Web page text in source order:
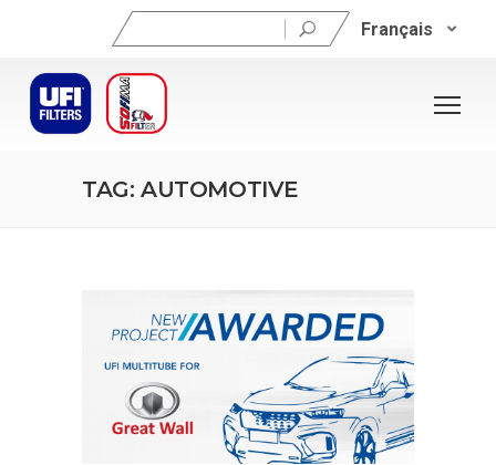
Rechercher : Français
TAG: AUTOMOTIVE